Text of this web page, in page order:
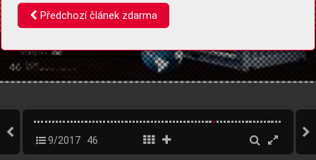
9/2017 46
Předchozí článek zdarma